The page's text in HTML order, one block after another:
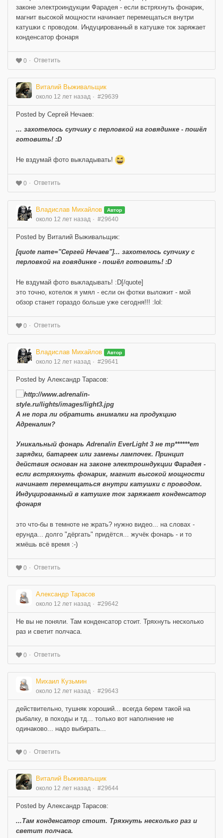
законе электроиндукции Фарадея - если встряхнуть фонарик,
магнит высокой мощности начинает перемещаться внутри
катушки с проводом. Индуцированный в катушке ток заряжает
конденсатор фонаря
0 Ответить
Виталий Выживальщик
около 12 лет назад #29639
Posted by Сергей Нечаев:
... захотелось супчику с перловкой на говядинке - пошёл
готовить! :D
Не вздумай фото выкладывать!
0 Ответить
Владислав Михайлов Автор
около 12 лет назад #29640
Posted by Виталий Выживальщик:
[quote name="Сергей Нечаев"]... захотелось супчику с
перловкой на говядинке - пошёл готовить! :D
Не вздумай фото выкладывать! :D[/quote]
это точно, котелок я умял - если он фотки выложит - мой
обзор станет гораздо больше уже сегодня!!! :lol:
0 Ответить
Владислав Михайлов Автор
около 12 лет назад #29641
Posted by Александр Тарасов:
А не пора ли обратить внималки на продукцию
Адреналин?
Уникальный фонарь Adrenalin EverLight 3 не тр******ет
зарядки, батареек или замены лампочек. Принцип
действия основан на законе электроиндукции Фарадея -
если встряхнуть фонарик, магнит высокой мощности
начинает перемещаться внутри катушки с проводом.
Индуцированный в катушке ток заряжает конденсатор
фонаря
это что-бы в темноте не жрать? нужно видео... на словах -
ерунда... долго "дёргать" придётся... жучёк фонарь - и то
жмёшь всё время :-)
0 Ответить
Александр Тарасов
около 12 лет назад #29642
Не вы не поняли. Там конденсатор стоит. Тряхнуть несколько
раз и светит полчаса.
0 Ответить
Михаил Кузьмин
около 12 лет назад #29643
действительно, тушняк хороший... всегда берем такой на
рыбалку, в походы и тд... только вот наполнение не
одинаково... надо выбирать...
0 Ответить
Виталий Выживальщик
около 12 лет назад #29644
Posted by Александр Тарасов:
...Там конденсатор стоит. Тряхнуть несколько раз и
светит полчаса.